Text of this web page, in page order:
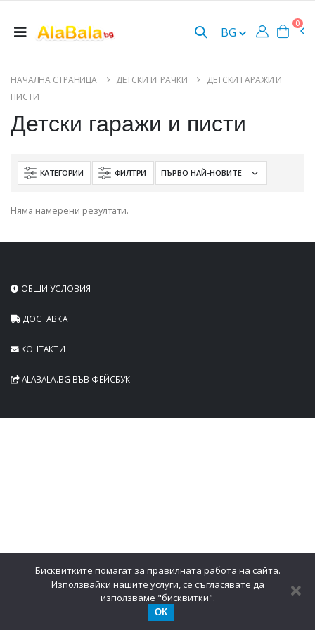
BG
0
НАЧАЛНА СТРАНИЦА ДЕТСКИ ИГРАЧКИ
ДЕТСКИ ГАРАЖИ И
ПИСТИ
Детски гаражи и писти
КАТЕГОРИИ ФИЛТРИ
Няма намерени резултати.
ОБЩИ УСЛОВИЯ
ДОСТАВКА
КОНТАКТИ
ALABALA.BG ВЪВ ФЕЙСБУК
Бисквитките помагат за правилната работа на сайта.
Използвайки нашите услуги, се съгласявате да
използваме "бисквитки".
ОК